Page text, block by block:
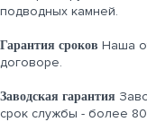
подводных камней.
Гарантия сроков Наша
договоре.
Заводская гарантия
срок службы - более 80